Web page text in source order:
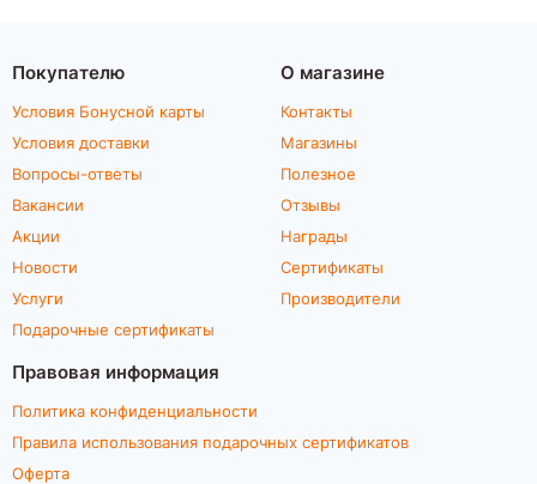
Покупателю
Условия Бонусной карты
Условия доставки
Вопросы-ответы
Вакансии
Акции
Новости
Услуги
Подарочные сертификаты
О магазине
Контакты
Магазины
Полезное
Отзывы
Награды
Сертификаты
Производители
Правовая информация
Политика конфиденциальности
Правила использования подарочных сертификатов
Оферта